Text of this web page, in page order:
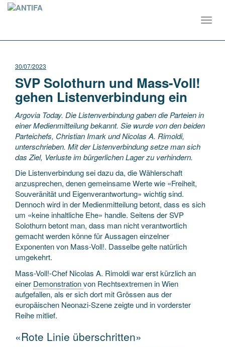
30/07/2023
SVP Solothurn und Mass-Voll!
gehen Listenverbindung ein
Argovia Today. Die Listenverbindung gaben die Parteien in
einer Medienmitteilung bekannt. Sie wurde von den beiden
Parteichefs, Christian Imark und Nicolas A. Rimoldi,
unterschrieben. Mit der Listenverbindung setze man sich
das Ziel, Verluste im bürgerlichen Lager zu verhindern.
Die Listenverbindung sei dazu da, die Wählerschaft
anzusprechen, denen gemeinsame Werte wie «Freiheit,
Souveränität und Eigenverantwortung» wichtig sind.
Dennoch wird in der Medienmitteilung betont, dass es sich
um «keine inhaltliche Ehe» handle. Seitens der SVP
Solothurn betont man, dass man nicht verantwortlich
gemacht werden könne für Aussagen einzelner
Exponenten von Mass-Voll!. Dasselbe gelte natürlich
umgekehrt.
Mass-Voll!-Chef Nicolas A. Rimoldi war erst kürzlich an
einer Demonstrationvon Rechtsextremen in Wien
aufgefallen, als er sich dort mit Grössen aus der
europäischen Neonazi-Szene zeigte und in vorderster
Reihe mitlief.
«Rote Linie überschritten»